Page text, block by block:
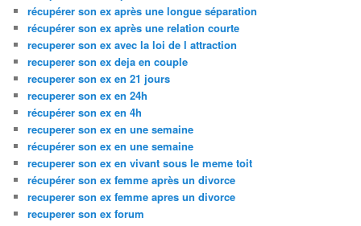
récupérer son ex après une longue séparation
récupérer son ex après une relation courte
recuperer son ex avec la loi de l attraction
recuperer son ex deja en couple
recuperer son ex en 21 jours
recuperer son ex en 24h
récupérer son ex en 4h
recuperer son ex en une semaine
récupérer son ex en une semaine
recuperer son ex en vivant sous le meme toit
récupérer son ex femme après un divorce
recuperer son ex femme apres un divorce
recuperer son ex forum